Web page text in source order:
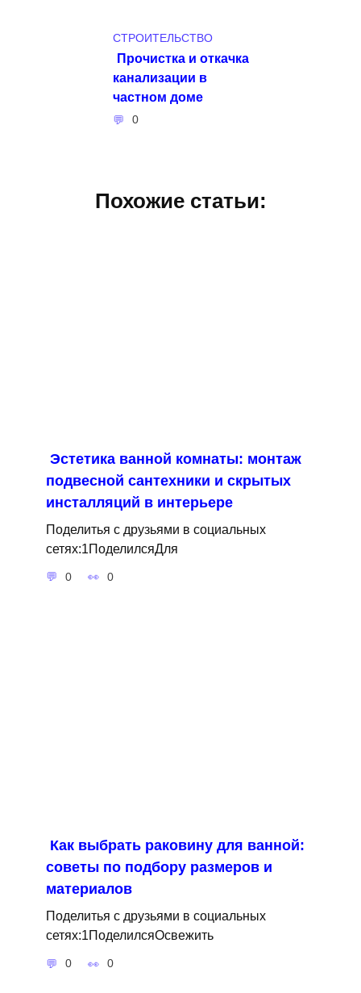
СТРОИТЕЛЬСТВО
Прочистка и откачка
канализации в
частном доме
0
Похожие статьи:
Эстетика ванной комнаты: монтаж
подвесной сантехники и скрытых
инсталляций в интерьере
Поделитья с друзьями в социальных
сетях:1ПоделилсяДля
0 0
Как выбрать раковину для ванной:
советы по подбору размеров и
материалов
Поделитья с друзьями в социальных
сетях:1ПоделилсяОсвежить
0 0